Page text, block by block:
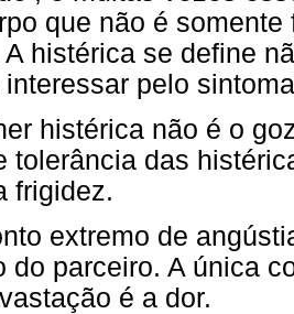
que não é
A histérica se define
interessar pelo
histérica não é o
tolerância das
frigidez.
extremo de
do parceiro. A única
é a dor.